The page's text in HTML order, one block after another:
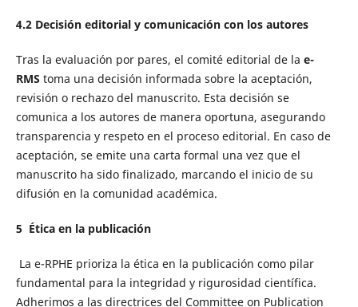
4.2 Decisión editorial y comunicación con los autores
Tras la evaluación por pares, el comité editorial de la e-
RMS toma una decisión informada sobre la aceptación,
revisión o rechazo del manuscrito. Esta decisión se
comunica a los autores de manera oportuna, asegurando
transparencia y respeto en el proceso editorial. En caso de
aceptación, se emite una carta formal una vez que el
manuscrito ha sido finalizado, marcando el inicio de su
difusión en la comunidad académica.
5 Ética en la publicación
La e-RPHE prioriza la ética en la publicación como pilar
fundamental para la integridad y rigurosidad científica.
Adherimos a las directrices del Committee on Publication